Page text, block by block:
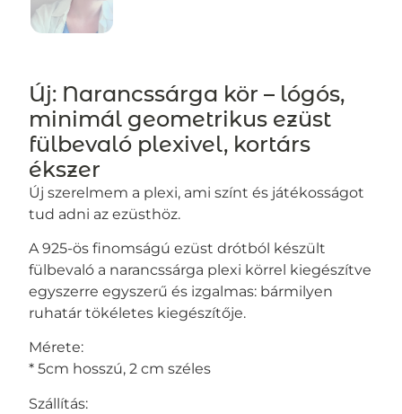
Új: Narancssárga kör – lógós,
minimál geometrikus ezüst
fülbevaló plexivel, kortárs
ékszer
Új szerelmem a plexi, ami színt és játékosságot
tud adni az ezüsthöz.
A 925-ös finomságú ezüst drótból készült
fülbevaló a narancssárga plexi körrel kiegészítve
egyszerre egyszerű és izgalmas: bármilyen
ruhatár tökéletes kiegészítője.
Mérete:
* 5cm hosszú, 2 cm széles
Szállítás: